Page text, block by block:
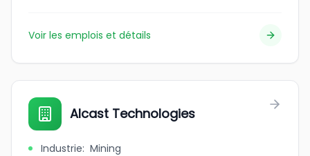
Voir les emplois et détails
Alcast Technologies
Industrie: Mining